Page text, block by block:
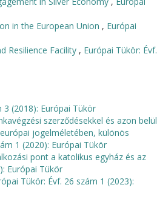
in the European Union , Európai
Resilience Facility , Európai Tükör: Évf.
3 (2018): Európai Tükör
szerződésekkel és azon belül
jogelméletében, különös
1 (2020): Európai Tükör
pont a katolikus egyház és az
Európai Tükör
Tükör: Évf. 26 szám 1 (2023):